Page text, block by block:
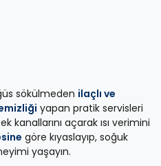
sökülmeden ilaçlı ve
yapan pratik servisleri
kanallarını açarak ısı verimini
göre kıyaslayıp, soğuk
yaşayın.